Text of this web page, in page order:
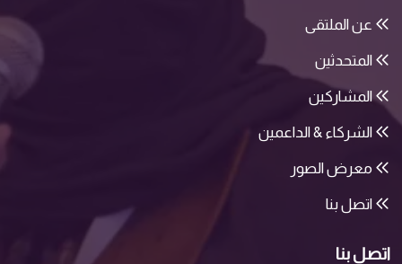
عن الملتقى
المتحدثين
المشاركين
الشركاء & الداعمين
معرض الصور
اتصل بنا
اتصل بنا